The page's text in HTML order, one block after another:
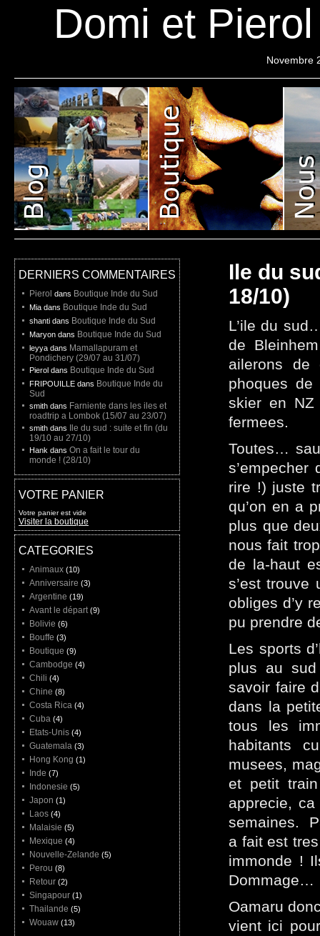
Domi et
Novembre
Projet
Ile du
18/10)
L’ile du
de
ailerons de
phoques de
skier en NZ
fermees.
Toutes…
rire !) juste
qu’on en a
plus que
nous fait
de la-haut
s’est trouve
obliges d’y
pu prendre
Les sports
plus au
savoir faire
dans la
tous les
habitants
musees,
et petit
apprecie,
semaines.
a fait est
immonde !
Dommage…
Oamaru
vient ici
DERNIERS COMMENTAIRES
Pierol dans Boutique Inde du Sud
Mia dans Boutique Inde du Sud
shanti dans Boutique Inde du Sud
Maryon dans Boutique Inde du Sud
leyya dans Mamallapuram et
Pondichery (29/07 au 31/07)
Pierol dans Boutique Inde du Sud
FRIPOUILLE dans Boutique Inde du
Sud
smith dans Farniente dans les iles et
roadtrip a Lombok (15/07 au 23/07)
smith dans
Ile du sud : suite et fin (du
19/10 au 27/10)
Hank dans On a fait le tour du
monde ! (28/10)
VOTRE PANIER
Votre panier est vide
Visiter la boutique
CATEGORIES
Animaux (10)
Anniversaire (3)
Argentine (19)
Avant le départ (9)
Bolivie (6)
Bouffe (3)
Boutique (9)
Cambodge (4)
Chili (4)
Chine (8)
Costa Rica (4)
Cuba (4)
Etats-Unis (4)
Guatemala (3)
Hong Kong (1)
Inde (7)
Indonesie (5)
Japon (1)
Laos (4)
Malaisie (5)
Mexique (4)
Nouvelle-Zelande (5)
Perou (8)
Retour (2)
Singapour (1)
Thailande (5)
Wouaw (13)